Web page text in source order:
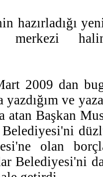
hazırladığı
merkezi
2009 dan
yazdığım ve
atan Başkan
olan
Belediyesi'ni